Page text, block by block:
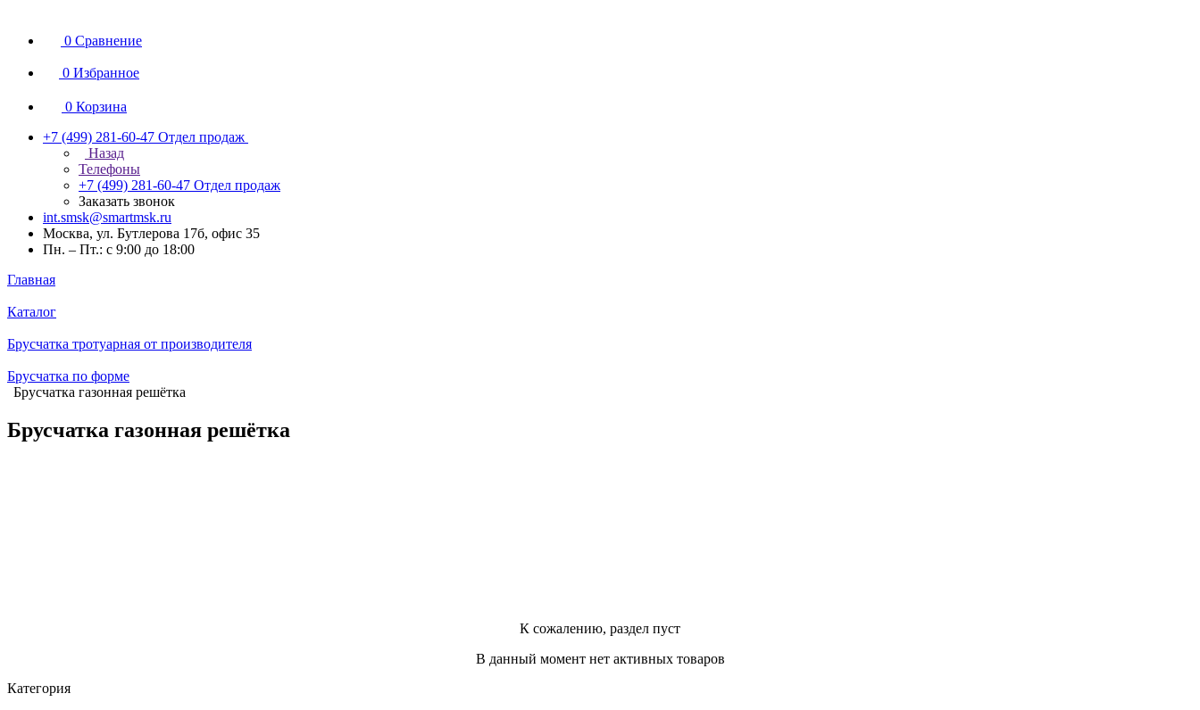
0 Сравнение
0 Избранное
0 Корзина
+7 (499) 281-60-47 Отдел продаж
Назад
Телефоны
+7 (499) 281-60-47 Отдел продаж
Заказать звонок
int.smsk@smartmsk.ru
Москва, ул. Бутлерова 17б, офис 35
Пн. – Пт.: с 9:00 до 18:00
Главная
Каталог
Брусчатка тротуарная от производителя
Брусчатка по форме
Брусчатка газонная решётка
Брусчатка газонная решётка
К сожалению, раздел пуст
В данный момент нет активных товаров
Категория